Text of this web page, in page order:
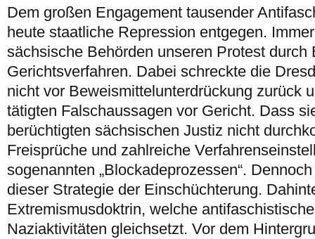
Dem großen Engagement tausender
heute staatliche Repression entgegen.
sächsische Behörden unseren Protest durch
Gerichtsverfahren. Dabei schreckte die
nicht vor Beweismittelunterdrückung zurück
tätigten Falschaussagen vor Gericht. Dass
berüchtigten sächsischen Justiz nicht
Freisprüche und zahlreiche
sogenannten „Blockadeprozessen“.
dieser Strategie der Einschüchterung.
Extremismusdoktrin, welche
Naziaktivitäten gleichsetzt. Vor dem